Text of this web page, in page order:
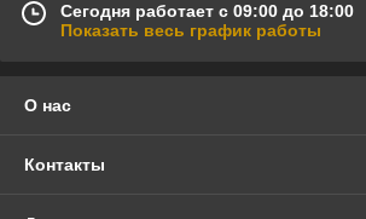
Сегодня работает с 09:00 до 18:00
Показать весь график работы
О нас
Контакты